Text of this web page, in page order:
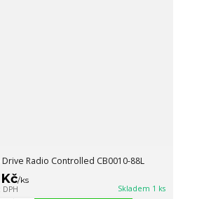
Drive Radio Controlled CB0010-88L
/ks
DPH Skladem 1 ks